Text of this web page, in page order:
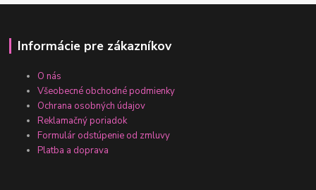
Informácie pre zákazníkov
O nás
Všeobecné obchodné podmienky
Ochrana osobných údajov
Reklamačný poriadok
Formulár odstúpenie od zmluvy
Platba a doprava